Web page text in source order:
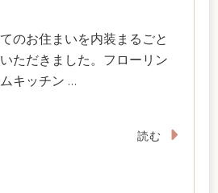
のお住まいを内装まるごと
ただきました。フローリン
キッチン …
読む